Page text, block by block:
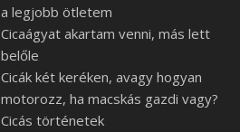
a legjobb ötletem
Cicaágyat akartam venni, más lett
belőle
Cicák két keréken, avagy hogyan
motorozz, ha macskás gazdi vagy?
Cicás történetek